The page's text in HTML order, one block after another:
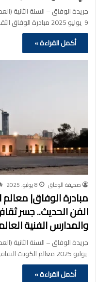
9 يوليو 2025 مبادرة الوفاق الثقافية معالم…
أكمل القراءة »
صحيفة الوفاق 8 يوليو، 2025
الفن الحديث.. جسر
والمدارس الفنية
يوليو 2025 معالم الكويت الثقافية (18)…
أكمل القراءة »